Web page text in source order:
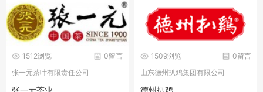
0留言
1512浏览
张一元茶叶有限责任公司
张一元茶业
0留言
1509浏览
山东德州扒鸡集团有限公司
德州扒鸡